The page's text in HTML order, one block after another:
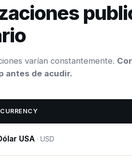
varían constantemente.
antes de acudir.
USA · USD